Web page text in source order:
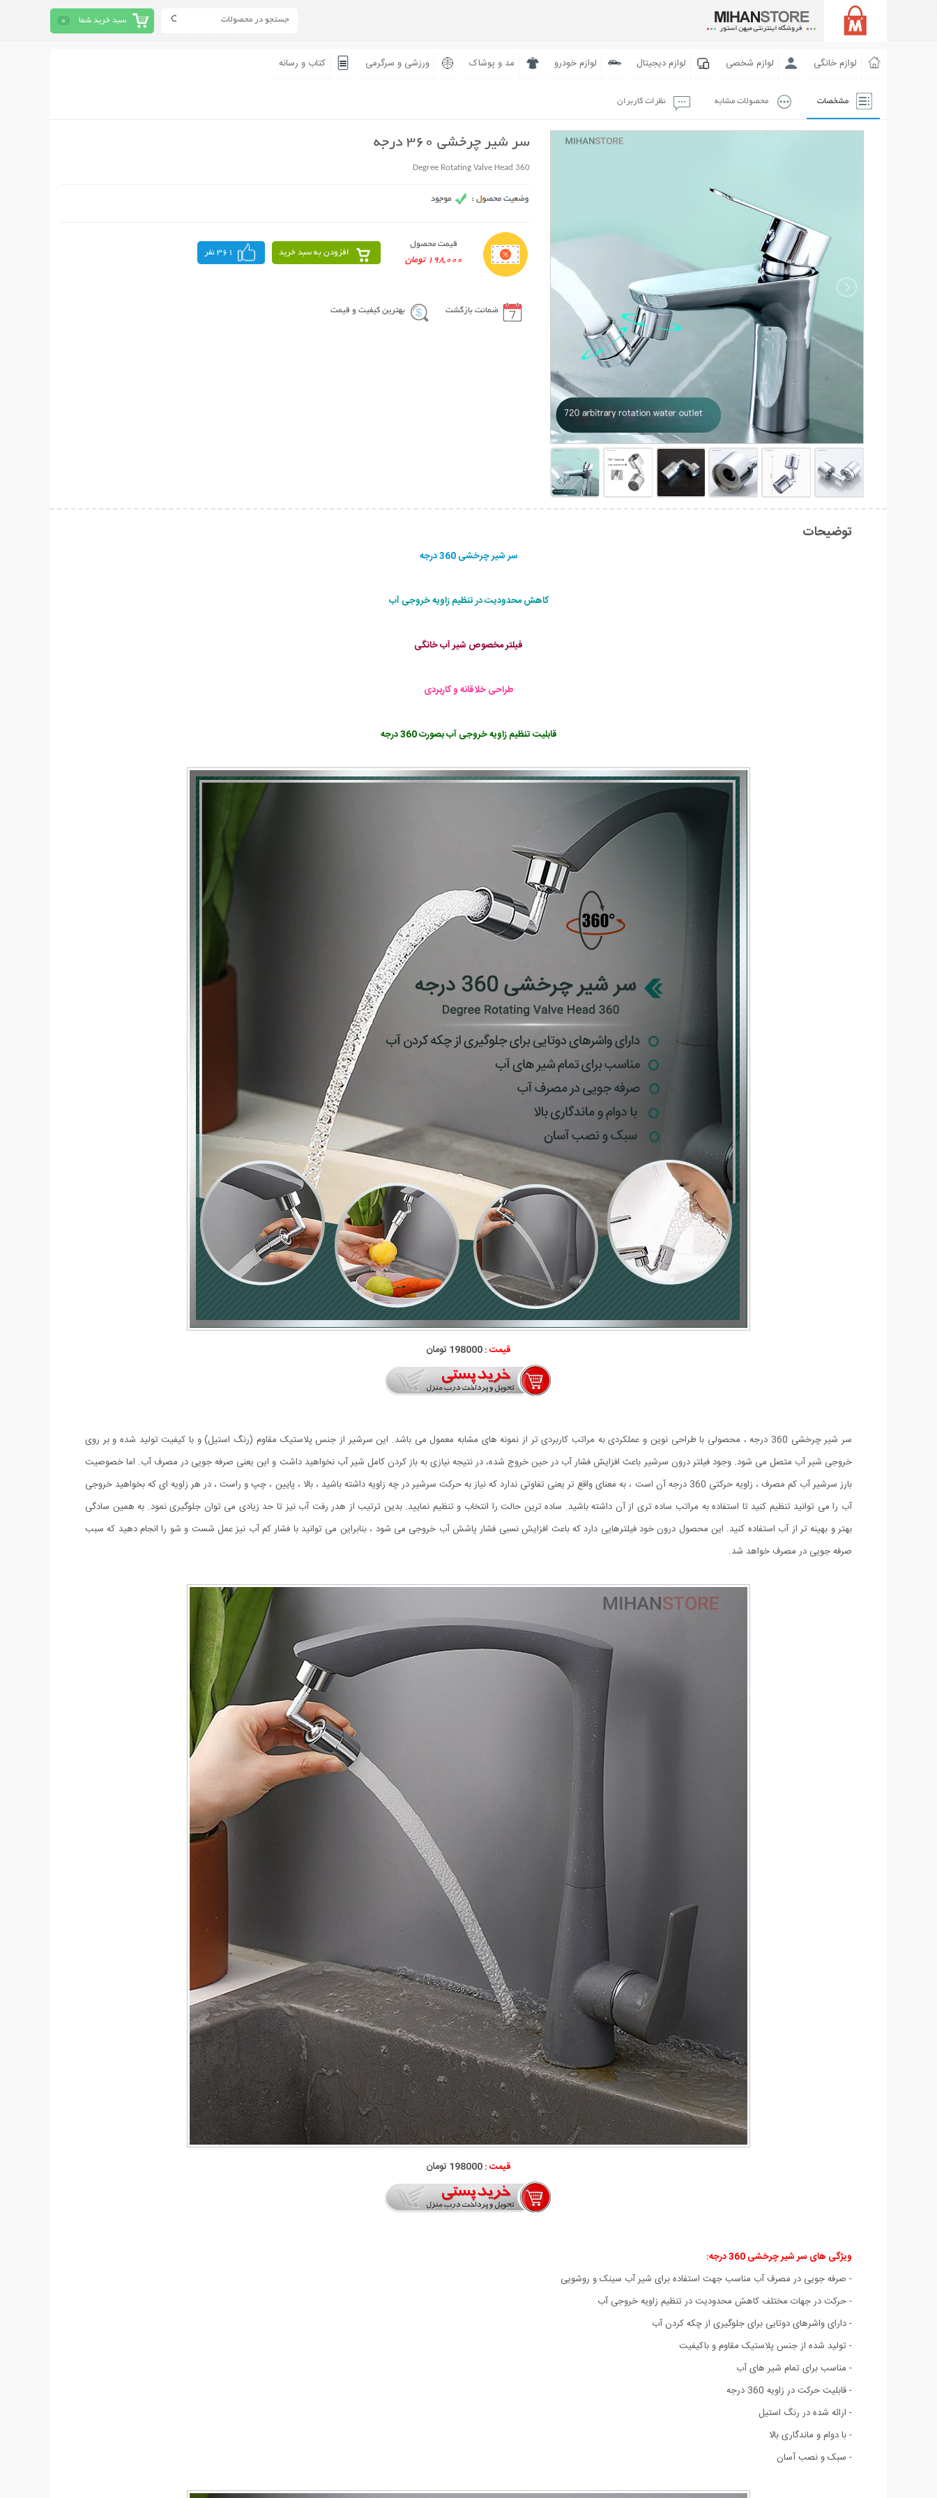
سبد خرید شما 0
لوازم خانگی لوازم شخصی لوازم دیجیتال لوازم خودرو مد و پوشاک ورزشی و سرگرمی کتاب و رسانه
مشخصات محصولات مشابه نظرات کاربران
سر شیر چرخشی 360 درجه
360 Degree Rotating Valve Head
قیمت محصول
198,000 تومان
افزودن به سبد خرید 361 نفر
ضمانت بازگشت بهترین کیفیت و قیمت
توضیحات
سر شیر چرخشی 360 درجه
کاهش محدودیت در تنظیم زاویه خروجی آب
فیلتر مخصوص شیر آب خانگی
طراحی خلاقانه و کاربردی
قابلیت تنظیم زاویه خروجی آب بصورت 360 درجه
قیمت :198000 تومان
سر شیر چرخشی 360 درجه ، محصولی با طراحی نوین و عملکردی به مراتب کاربردی تر از نمونه های مشابه معمول می باشد. این سرشیر از جنس پلاستیک مقاوم (رنگ استیل) و با کیفیت تولید شده و بر روی
خروجی شیر آب متصل می شود. وجود فیلتر درون سرشیر باعث افزایش فشار آب در حین خروج شده، در نتیجه نیازی به باز کردن کامل شیر آب نخواهید داشت و این یعنی صرفه جویی در مصرف آب. اما خصوصیت
بارز سرشیر آب کم مصرف ، زاویه حرکتی 360 درجه آن است ، به معنای واقع تر یعنی تفاوتی ندارد که نیاز به حرکت سرشیر در چه زاویه داشته باشید ، بالا ، پایین ، چپ و راست ، در هر زاویه ای که بخواهید خروجی
آب را می توانید تنظیم کنید تا استفاده به مراتب ساده تری از آن داشته باشید. ساده ترین حالت را انتخاب و تنظیم نمایید. بدین ترتیب از هدر رفت آب نیز تا حد زیادی می توان جلوگیری نمود. به همین سادگی
بهتر و بهینه تر از آب استفاده کنید. این محصول درون خود فیلترهایی دارد که باعث افزایش نسبی فشار پاشش آب خروجی می شود ، بنابراین می توانید با فشار کم آب نیز عمل شست و شو را انجام دهید که سبب
صرفه جویی در مصرف خواهد شد.
قیمت :198000 تومان
ویژگی های سر شیر چرخشی 360 درجه
:
- صرفه جویی در مصرف آب مناسب جهت استفاده برای شیر آب سینک و روشویی
- حرکت در جهات مختلف کاهش محدودیت در تنظیم زاویه خروجی آب
- دارای واشرهای دوتایی برای جلوگیری از چکه کردن آب
- تولید شده از جنس پلاستیک مقاوم و باکیفیت
- مناسب برای تمام شیر های آب
- قابلیت حرکت در زاویه 360 درجه
- ارائه شده در رنگ استیل
- با دوام و ماندگاری بالا
- سبک و نصب آسان